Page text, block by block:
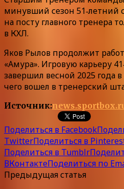
минувший сезон 51‑летний
на посту главного тренера
в КХЛ.
Яков Рылов продолжит
«Амура». Игровую карьеру
завершил весной 2025 года
чего вошел в тренерский
Источник:
Поделиться в Facebook
TwitterПоделиться в
Поделиться в Tumblr
ВКонтактеПоделиться по
Предыдущая статья